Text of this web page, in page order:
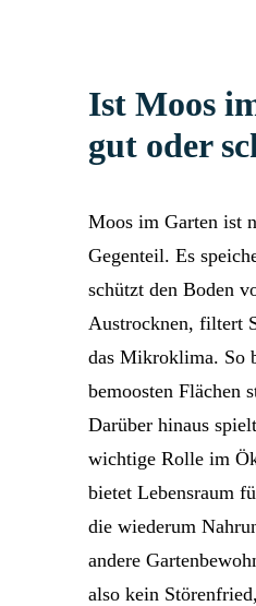
Ist Moos
gut oder
Moos im Garten ist
Gegenteil. Es
schützt den Boden
Austrocknen, filtert
das Mikroklima. So
bemoosten Flächen
Darüber hinaus
wichtige Rolle im
bietet Lebensraum
die wiederum
andere
also kein